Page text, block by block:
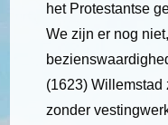
het Protestantse
We zijn er nog
(1623) Willemstad
zonder